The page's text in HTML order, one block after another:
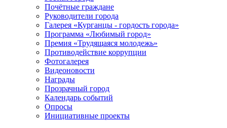
Почётные граждане
Руководители города
Галерея «Курганцы - гордость города»
Программа «Любимый город»
Премия «Трудящаяся молодежь»
Противодействие коррупции
Фотогалерея
Видеоновости
Награды
Прозрачный город
Календарь событий
Опросы
Инициативные проекты